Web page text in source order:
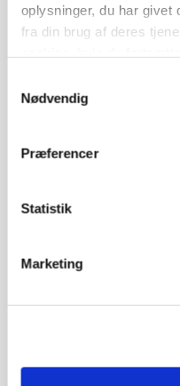
oplysninger, du har givet
fra din brug af deres
Nødvendig
Præferencer
Statistik
Marketing
GRISE
Svineproducenter
Forserie til